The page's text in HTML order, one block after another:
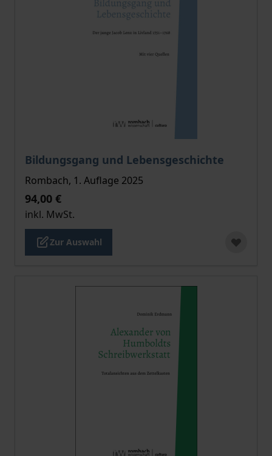
Bildungsgang und Lebensgeschichte
Der Preis dieses Titels richtet sich nach der
Rombach, 1. Auflage 2025
94,00 €
inkl. MwSt.
Zur Auswahl